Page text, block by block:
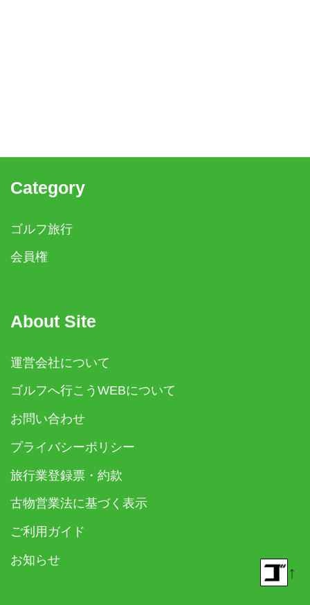
Category
ゴルフ旅行
会員権
About Site
運営会社について
ゴルフへ行こうWEBについて
お問い合わせ
プライバシーポリシー
旅行業登録票・約款
古物営業法に基づく表示
ご利用ガイド
お知らせ
↑